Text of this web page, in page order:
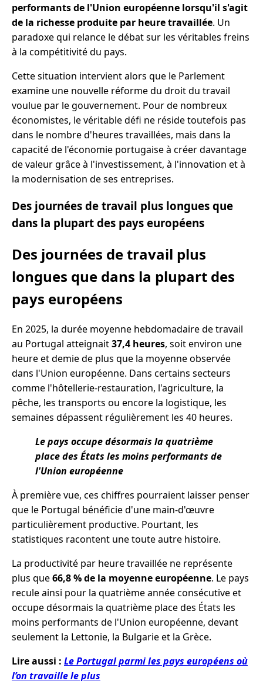
performants de l'Union européenne lorsqu'il s'agit
de la richesse produite par heure travaillée. Un
paradoxe qui relance le débat sur les véritables freins
à la compétitivité du pays.
Cette situation intervient alors que le Parlement
examine une nouvelle réforme du droit du travail
voulue par le gouvernement. Pour de nombreux
économistes, le véritable défi ne réside toutefois pas
dans le nombre d'heures travaillées, mais dans la
capacité de l'économie portugaise à créer davantage
de valeur grâce à l'investissement, à l'innovation et à
la modernisation de ses entreprises.
Des journées de travail plus longues que
dans la plupart des pays européens
Des journées de travail plus
longues que dans la plupart des
pays européens
En 2025, la durée moyenne hebdomadaire de travail
au Portugal atteignait37,4 heures, soit environ une
heure et demie de plus que la moyenne observée
dans l'Union européenne. Dans certains secteurs
comme l'hôtellerie-restauration, l'agriculture, la
pêche, les transports ou encore la logistique, les
semaines dépassent régulièrement les 40 heures.
Le pays occupe désormais la quatrième
place des États les moins performants de
l'Union européenne
À première vue, ces chiffres pourraient laisser penser
que le Portugal bénéficie d'une main-d'œuvre
particulièrement productive. Pourtant, les
statistiques racontent une toute autre histoire.
La productivité par heure travaillée ne représente
plus que66,8 % de la moyenne européenne. Le pays
recule ainsi pour la quatrième année consécutive et
occupe désormais la quatrième place des États les
moins performants de l'Union européenne, devant
seulement la Lettonie, la Bulgarie et la Grèce.
Lire aussi : Le Portugal parmi les pays européens où
l’on travaille le plus